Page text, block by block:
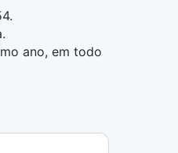
ano, em todo